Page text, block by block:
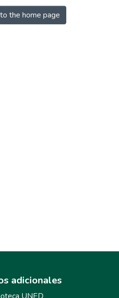
the home page
adicionales